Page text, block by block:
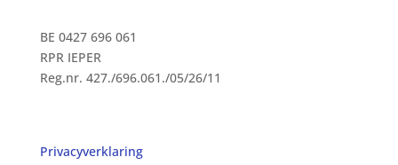
BE 0427 696 061
RPR IEPER
Reg.nr. 427./696.061./05/26/11
Privacyverklaring